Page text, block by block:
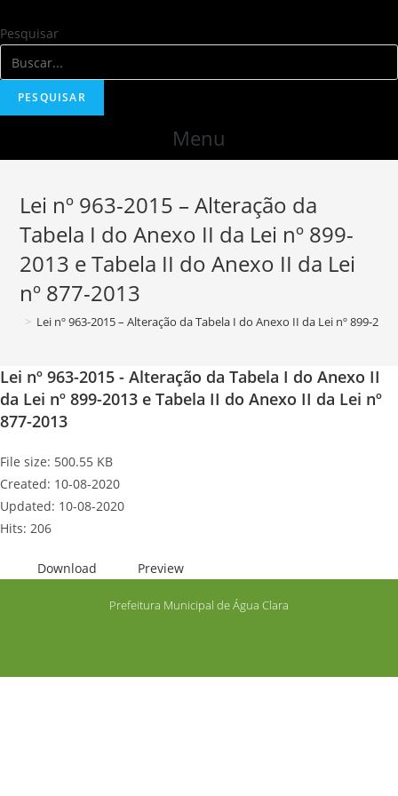
to
content
Pesquisar
PESQUISAR
Menu
Lei nº 963-2015 – Alteração da
Tabela I do Anexo II da Lei nº 899-
2013 e Tabela II do Anexo II da Lei
nº 877-2013
> Lei nº 963-2015 – Alteração da Tabela I do Anexo II da Lei nº 899-
Lei nº 963-2015 - Alteração da Tabela I do Anexo II
da Lei nº 899-2013 e Tabela II do Anexo II da Lei nº
877-2013
File size: 500.55 KB
Created: 10-08-2020
Updated: 10-08-2020
Hits: 206
Download Preview
Prefeitura Municipal de Água Clara